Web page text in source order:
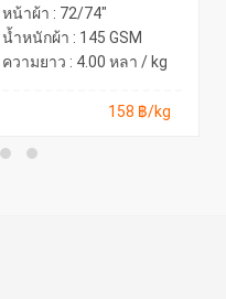
หน้าผ้า : 72/74"
น้ำหนักผ้า : 145 GSM
ความยาว : 4.00 หลา / kg
158 ฿/kg